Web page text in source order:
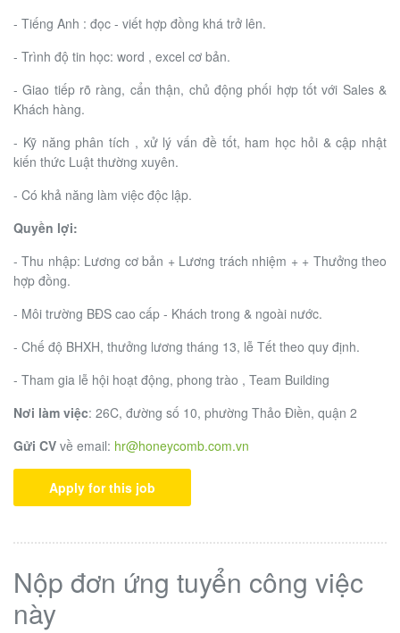
- Tiếng Anh : đọc - viết hợp đồng khá trở lên.
- Trình độ tin học: word , excel cơ bản.
- Giao tiếp rõ ràng, cẩn thận, chủ động phối hợp tốt với Sales &
Khách hàng.
- Kỹ năng phân tích , xử lý vấn đề tốt, ham học hỏi & cập nhật
kiến thức Luật thường xuyên.
- Có khả năng làm việc độc lập.
Quyền lợi:
- Thu nhập: Lương cơ bản + Lương trách nhiệm + + Thưởng theo
hợp đồng.
- Môi trường BĐS cao cấp - Khách trong & ngoài nước.
- Chế độ BHXH, thưởng lương tháng 13, lễ Tết theo quy định.
- Tham gia lễ hội hoạt động, phong trào , Team Building
Nơi làm việc: 26C, đường số 10, phường Thảo Điền, quận 2
Gửi CV về email: hr@honeycomb.com.vn
Apply for this job
Nộp đơn ứng tuyển công việc
này